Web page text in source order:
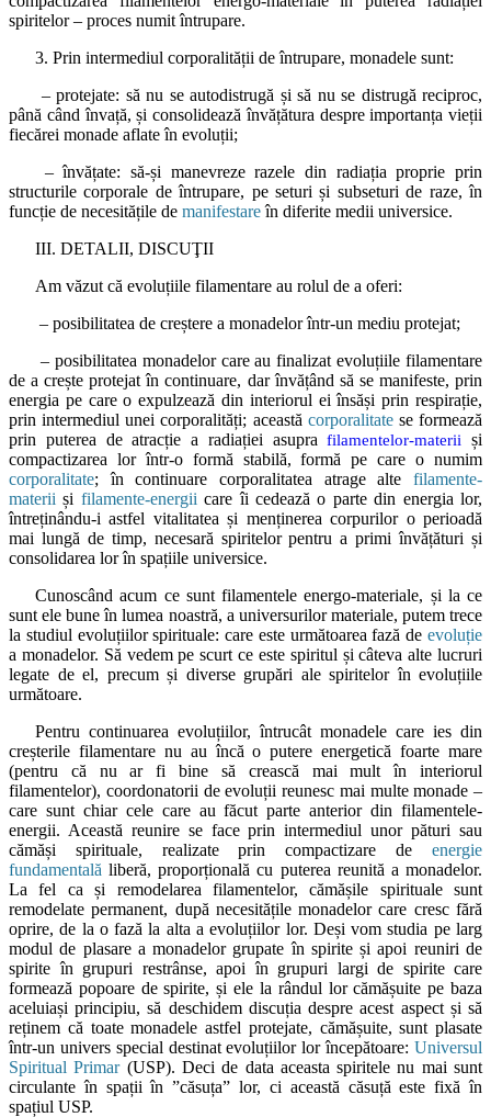
spiritelor – proces numit întrupare.
3. Prin intermediul corporalității de întrupare, monadele sunt:
– protejate: să nu se autodistrugă și să nu se distrugă reciproc,
până când învață, și consolidează învățătura despre importanța vieții
fiecărei monade aflate în evoluții;
– învățate: să-și manevreze razele din radiația proprie prin
structurile corporale de întrupare, pe seturi și subseturi de raze, în
funcție de necesitățile de manifestareîn diferite medii universice.
III. DETALII, DISCUŢII
Am văzut că evoluțiile filamentare au rolul de a oferi:
– posibilitatea de creștere a monadelor într-un mediu protejat;
– posibilitatea monadelor care au finalizat evoluțiile filamentare
de a crește protejat în continuare, dar învățând să se manifeste, prin
energia pe care o expulzează din interiorul ei însăși prin respirație,
prin intermediul unei corporalități; această corporalitatese formează
prin puterea de atracție a radiației asuprafilamentelor-materii
și
compactizarea lor într-o formă stabilă, formă pe care o numim
corporalitate; în continuare corporalitatea atrage alte filamente-
materii și filamente-energii care îi cedează o parte din energia lor,
întreținându-i astfel vitalitatea și menținerea corpurilor o perioadă
mai lungă de timp, necesară spiritelor pentru a primi învățături și
consolidarea lor în spațiile universice.
Cunoscând acum ce sunt filamentele energo-materiale, și la ce
sunt ele bune în lumea noastră, a universurilor materiale, putem trece
la studiul evoluțiilor spirituale: care este următoarea fază de evoluție
a monadelor. Să vedem pe scurt ce este spiritul și câteva alte lucruri
legate de el, precum și diverse grupări ale spiritelor în evoluțiile
următoare.
Pentru continuarea evoluțiilor, întrucât monadele care ies din
creșterile filamentare nu au încă o putere energetică foarte mare
(pentru că nu ar fi bine să crească mai mult în interiorul
filamentelor), coordonatorii de evoluții reunesc mai multe monade –
care sunt chiar cele care au făcut parte anterior din filamentele-
energii. Această reunire se face prin intermediul unor pături sau
cămăși spirituale, realizate prin compactizare de energie
fundamentală liberă, proporțională cu puterea reunită a monadelor.
La fel ca și remodelarea filamentelor, cămășile spirituale sunt
remodelate permanent, după necesitățile monadelor care cresc fără
oprire, de la o fază la alta a evoluțiilor lor. Deși vom studia pe larg
modul de plasare a monadelor grupate în spirite și apoi reuniri de
spirite în grupuri restrânse, apoi în grupuri largi de spirite care
formează popoare de spirite, și ele la rândul lor cămășuite pe baza
aceluiași principiu, să deschidem discuția despre acest aspect și să
reținem că toate monadele astfel protejate, cămășuite, sunt plasate
într-un univers special destinat evoluțiilor lor începătoare: Universul
Spiritual Primar(USP). Deci de data aceasta spiritele nu mai sunt
circulante în spații în ”căsuța” lor, ci această căsuță este fixă în
spațiul USP.